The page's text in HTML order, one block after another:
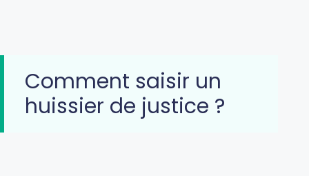
Comment saisir un
huissier de justice ?